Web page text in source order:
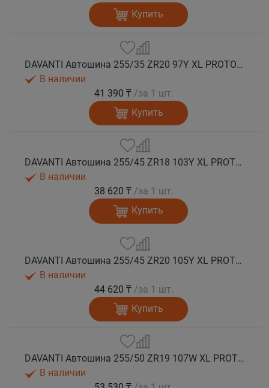
Купить
DAVANTI Автошина 255/35 ZR20 97Y XL PROTOURA SPORT RPR лето
В наличии
41 390 ₸ /за 1 шт.
Купить
DAVANTI Автошина 255/45 ZR18 103Y XL PROTOURA SPORT RPR лето
В наличии
38 620 ₸ /за 1 шт.
Купить
DAVANTI Автошина 255/45 ZR20 105Y XL PROTOURA SPORT RPR лето
В наличии
44 620 ₸ /за 1 шт.
Купить
DAVANTI Автошина 255/50 ZR19 107W XL PROTOURA SPORT RPR лето
В наличии